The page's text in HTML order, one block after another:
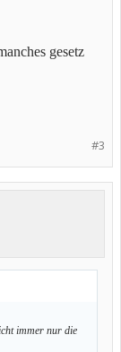
gesetz
#3
immer nur die